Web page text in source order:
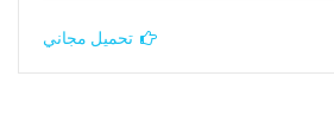
تحميل مجاني